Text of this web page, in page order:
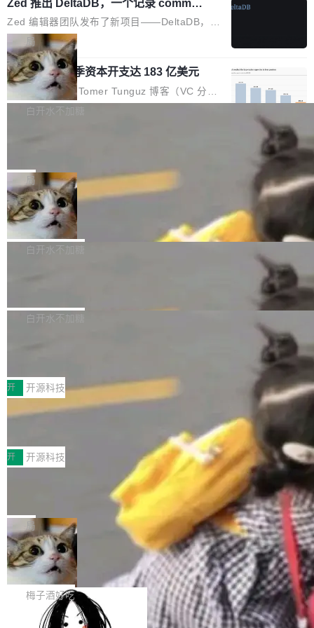
库的竞争和爆炸半径问题在设计层面就被消除
了。 闲置的 cell 会休眠到几乎不占资源。当 cel
l 迁移或唤醒时，新宿主从 S3 恢复 SQLite 数据
库继续执行。存储库是持久化的唯一真相...
高价的三星折叠（三星Galaxy Z Fold8 Ultra / Z
Fold8 / Z Flip8）外，其余要么是中低端机器，
例如iQOO Z11i、REDMI Note 17、REDMI No
te 17 Pro、OPPO K15，要么是vivo X300 E这
样的次旗舰。 Galaxy Z Fold8 Ultra / Z Fold8 /
Z Flip8三款折叠屏新机均在7月22日发布，且全
部搭载骁龙8 Elite Gen5 for Galaxy，它们本该
Zed 推出 DeltaDB，一个记录 commit
之间所有操作的版本控制系统
Zed 编辑器团队发布了新项目——DeltaDB，一
个在 git commit 之间记录每一次编辑操作的版
本控制系统。目前处于 Early Access 阶段。 De
ltaDB 的核心思路直接写在 landing page 最显
眼的位置：「Software is made between com
mits」——软件是在 commit 之间写出来的。git
是把这段空隙补上。 回退到任何一次编辑：Delt
aDB 捕获 commit 之间的每一次操作，...
局
SpaceXAI 单季资本开支达 183 亿美元
根据风险投资人Tomer Tunguz 博客（VC 分
析）披露的最新分析与第二季度业绩报告，Spac
微软同期总资本开支的四成。 与亚马逊、Alpha
bet、微软以及 Meta 等传统科技巨头相比，Spa
ceXAI的资金消耗速度尤为引人瞩目。然而，支
撑庞大支出的资金来源却呈现出截然不同的面
貌。数据显示，微软和 Meta 主要依托充沛的经
白开水不加糖
一个在终端里运行的编程 agent；Muse Spark
1.2，驱动这个 agent 的新模型。一句话概括：
你可以用 curl -fsSL https://dev.meta.ai/install.
sh | bash 安装一个能在大项目里自动规划、写
代码、验证结果的 AI 终端工具。 据介绍，Muse
个主 agent 循环，外加一组后台 agent。这些后
局
美团开源 LoHoSearch，用知识图谱校
准 AI 能力认知
机器出题的前提，是让机器拥有全局视野。整个
构建流程可以分为四个环节：建图 → 控制难度
白开水不加糖
库，并将作为transport接入Mooncake TENT。
MPComm将作为一种传输引擎接入Mooncake T
ENT，实现零拷贝传输性能提升30%、非零拷贝
传输性能最高提升5倍。UCL-MPComm底层基
于自研UCL-Engine通信引擎，后续腾讯网平将
持续开源更多基于UCL-Engine的高性能通信组
件。 腾讯网平团队在UCL-MPComm中实现了一
个独立于业务线程的全局通信引擎（Engine），
白开水不加糖
型案例入选名单》，深信服“面向企业研发场景的
开源 AI 编程平台 CoStrict 应用”凭借卓越的技术
创新与落地成效成功入选。 全链路私有化部署，
助力企业AI研发安全落地 当前，越来越多企业已
经开始引入 AI Coding 工具，通过调用公有云模
型或企业内部部署模型提升研发效率。但随着 AI
Coding 从个人辅助工具逐步走向团队级、组织
级应用，企业在规模化落地过程中，对安全性、
可控性和代码质量提出了更高要求。 首先是数据
安全与合规要求。对于大多数普通研发场景，公
有云模型能够满足快速试用和效率提升的需求。
但对于金融、能源、医疗等对数据安全要求较...
开 开源科技
深信服AI算力网关入选工信部人工智能
前不久，工业和信息化部正式发布《2025年人工
智能应用典型案例名单》，集中展示人工智能在
各领域的应用成果，覆盖技术底座、行业赋能、
产品应用、支撑保障、专题等五大方向。深信服
AI算力网关（AI创新平台）成功入选！ 随着各行
各业的Agent走向规模化建设，算力构成形态逐
渐丰富，用户关注的重点也在发生变化：不只是
让AI用起来，还要进一步看清混合算力时代下，
Token花在哪里、算力是否被充分利用，以及持
续增长的AI成本该如何优化。 深信服AI算力网关
正是围绕这些实际问题，从Token治理和成本治
理两个方面，让用户的每一份算力都看得清、管
开 开源科技
Jeff Dean 离开 Google：一个时代的结
束，一个实验室的开始
Google 员工编号 20。MapReduce 作者之一。
Bigtable 作者之一。TensorFlow 的作者之一。
Gemini 的架构师。Google 首席科学家。 Jeff D
ean 在 Google 工作了 27 年后，宣布离职。 他
不是一个人走。一同离开的还有 Sanjay Ghema
wat（Google 员工编号 23，Jeff Dean 二十多
年的编程搭档，MapReduce 和 Bigtable 的共同
作者）、Quoc Le（Google 大脑核心成员，Se
局
🔥 SolonCode v2026.8.4 发布：界面
字体可调、22 种语言、记忆搜索增强
打开终端就能上岗的全中文编码智能体，这一轮
把「看得清、用母语、记得住」三件事一次补
齐。 SolonCode 是什么 SolonCode 是杭州无
梅子酒好吃